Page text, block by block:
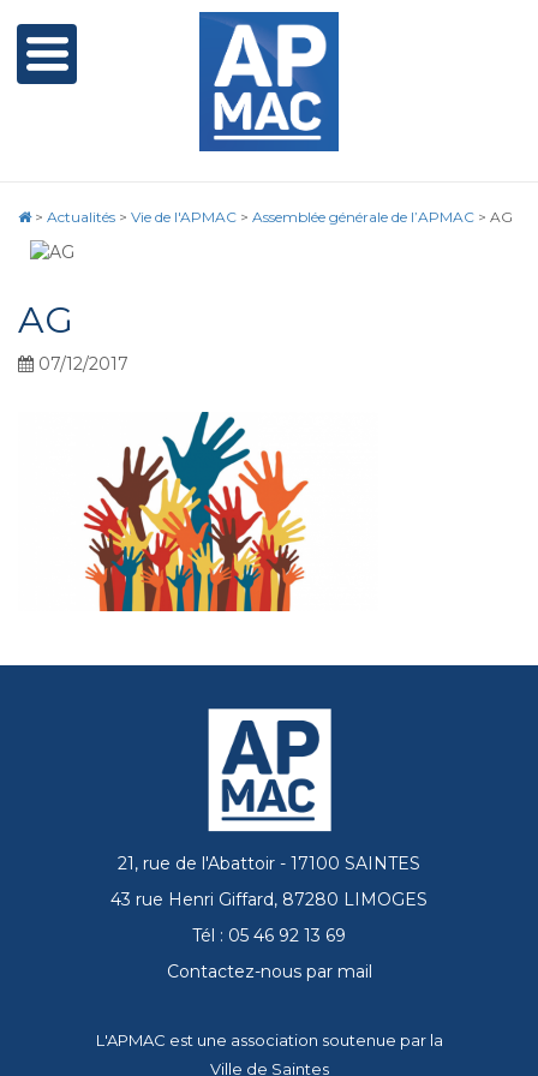
> Actualités > Vie de l'APMAC > Assemblée générale de l’APMAC > AG
AG
07/12/2017
21, rue de l'Abattoir - 17100 SAINTES
43 rue Henri Giffard, 87280 LIMOGES
Tél : 05 46 92 13 69
Contactez-nous par mail
L'APMAC est une association soutenue par la
Ville de Saintes